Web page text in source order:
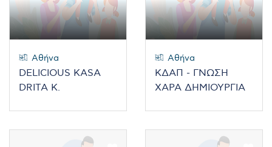
Αθήνα
DELICIOUS KASA
DRITA K.
Αθήνα
ΚΔΑΠ - ΓΝΩΣΗ
ΧΑΡΑ ΔΗΜΙΟΥΡΓΙΑ